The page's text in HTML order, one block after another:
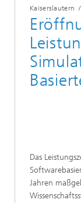
Kaiserslautern /
Das
Jahren